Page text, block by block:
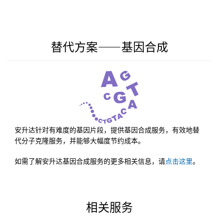
替代方案——基因合成
安升达针对有难度的基因片段，提供基因合成服务，有效地替
代分子克隆服务，并能够大幅度节约成本。
如需了解安升达基因合成服务的更多相关信息，请点击这里。
相关服务